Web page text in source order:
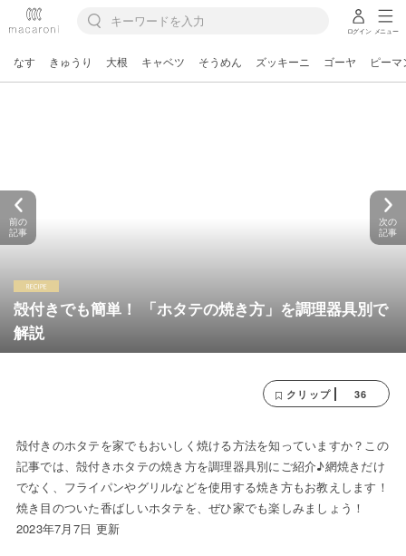
ログイン メニュー
なす きゅうり 大根 キャベツ そうめん ズッキーニ ゴーヤ ピーマ
殻付きでも簡単！ 「ホタテの焼き方」を調理器具別で
解説
前の
記事
次の
記事
クリップ 36
殻付きのホタテを家でもおいしく焼ける方法を知っていますか？この
記事では、殻付きホタテの焼き方を調理器具別にご紹介♪網焼きだけ
でなく、フライパンやグリルなどを使用する焼き方もお教えします！
焼き目のついた香ばしいホタテを、ぜひ家でも楽しみましょう！
2023年7月7日 更新